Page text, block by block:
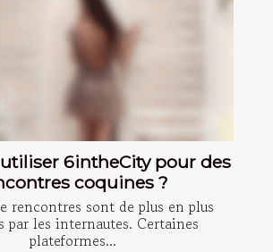
6intheCity pour des
coquines ?
rencontres sont de plus en plus
par les internautes. Certaines
plateformes...